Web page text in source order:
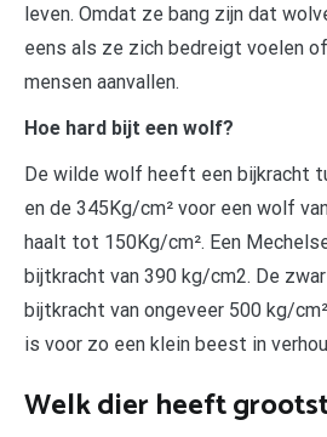
leven. Omdat ze bang zijn dat
eens als ze zich bedreigt voelen
mensen aanvallen.
Hoe hard bijt een wolf?
De wilde wolf heeft een bijkracht
en de 345Kg/cm² voor een wolf
haalt tot 150Kg/cm². Een
bijtkracht van 390 kg/cm2. De
bijtkracht van ongeveer 500 kg/
is voor zo een klein beest in
Welk dier heeft